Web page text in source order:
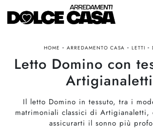
HOME - ARREDAMENTO CASA - LETTI -
Letto Domino con
Artigianaletti
Il letto Domino in tessuto, tra i
matrimoniali classici di
assicurarti il sonno più